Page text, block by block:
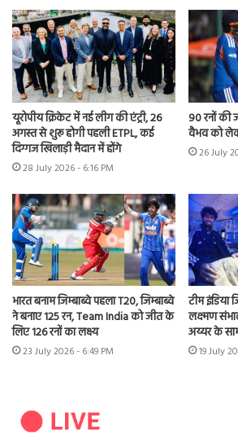
यूरोपीय क्रिकेट में नई लीग की एंट्री, 26
अगस्त से शुरू होगी पहली ETPL, कई
दिग्गज खिलाड़ी मैदान में होंगे
28 July 2026 - 6:16 PM
90 रनों की
वैभव को
26 July
भारत बनाम जिम्बाब्वे पहला T20, जिम्बाब्वे
ने बनाए 125 रन, Team India को जीत के
लिए 126 रनों का लक्ष्य
23 July 2026 - 6:49 PM
टीम इंडिया
लक्ष्मण
अय्यर के
19 July